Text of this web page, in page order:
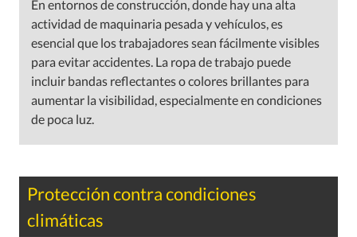
En entornos de construcción, donde hay una alta
actividad de maquinaria pesada y vehículos, es
esencial que los trabajadores sean fácilmente visibles
para evitar accidentes. La ropa de trabajo puede
incluir bandas reflectantes o colores brillantes para
aumentar la visibilidad, especialmente en condiciones
de poca luz.
Protección contra condiciones
climáticas